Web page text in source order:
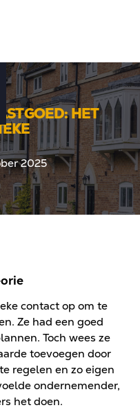
HET
2025
contact op om te
Ze had een goed
Toch wees ze
toevoegen door
regelen en zo eigen
ondernemender,
het doen.